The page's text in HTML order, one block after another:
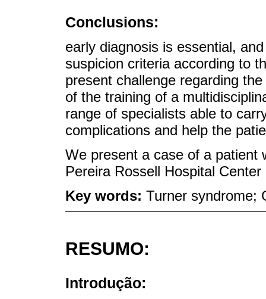
Conclusions:
early diagnosis is essential,
suspicion criteria according to
present challenge regarding
of the training of a
range of specialists able to
complications and help the
We present a case of a patient
Pereira Rossell Hospital
Key words: Turner syndrome;
RESUMO:
Introdução: